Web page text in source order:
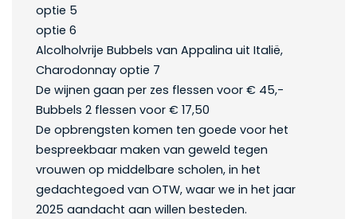
optie 5
optie 6
Alcolholvrije Bubbels van Appalina uit Italië,
Charodonnay optie 7
De wijnen gaan per zes flessen voor € 45,-
Bubbels 2 flessen voor € 17,50
De opbrengsten komen ten goede voor het
bespreekbaar maken van geweld tegen
vrouwen op middelbare scholen, in het
gedachtegoed van OTW, waar we in het jaar
2025 aandacht aan willen besteden.